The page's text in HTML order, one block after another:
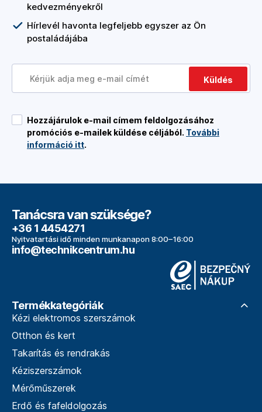
kedvezményekről
Hírlevél havonta legfeljebb egyszer az Ön
postaládájába
Küldés
Hozzájárulok e-mail címem feldolgozásához
promóciós e-mailek küldése céljából. További
információ itt.
Tanácsra van szüksége?
+36 1 4454271
Nyitvatartási idő minden munkanapon 8:00–16:00
info@technikcentrum.hu
Termékkategóriák
Kézi elektromos szerszámok
Otthon és kert
Takarítás és rendrakás
Kéziszerszámok
Mérőműszerek
Erdő és fafeldolgozás